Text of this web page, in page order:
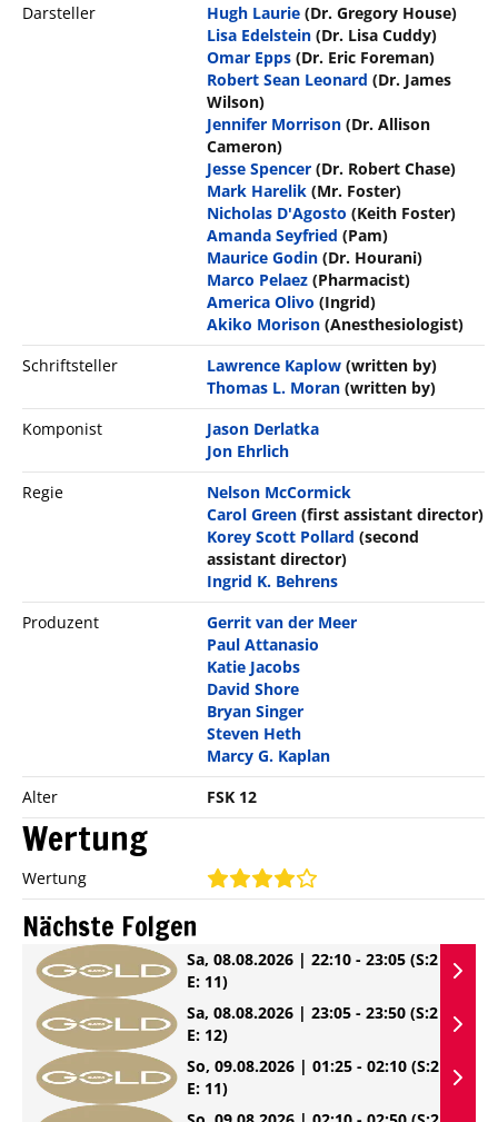
Darsteller
Hugh Laurie (Dr. Gregory House)
Lisa Edelstein (Dr. Lisa Cuddy)
Omar Epps (Dr. Eric Foreman)
Robert Sean Leonard (Dr. James
Wilson)
Jennifer Morrison (Dr. Allison
Cameron)
Jesse Spencer (Dr. Robert Chase)
Mark Harelik (Mr. Foster)
Nicholas D'Agosto (Keith Foster)
Amanda Seyfried (Pam)
Maurice Godin (Dr. Hourani)
Marco Pelaez (Pharmacist)
America Olivo (Ingrid)
Akiko Morison (Anesthesiologist)
Schriftsteller
Lawrence Kaplow (written by)
Thomas L. Moran (written by)
Komponist
Jason Derlatka
Jon Ehrlich
Regie
Nelson McCormick
Carol Green (first assistant director)
Korey Scott Pollard (second
assistant director)
Ingrid K. Behrens
Produzent
Gerrit van der Meer
Paul Attanasio
Katie Jacobs
David Shore
Bryan Singer
Steven Heth
Marcy G. Kaplan
Alter
FSK 12
Wertung
Wertung
Nächste Folgen
Sa, 08.08.2026 | 22:10 - 23:05 (S:2
E: 11)
Sa, 08.08.2026 | 23:05 - 23:50 (S:2
E: 12)
So, 09.08.2026 | 01:25 - 02:10 (S:2
E: 11)